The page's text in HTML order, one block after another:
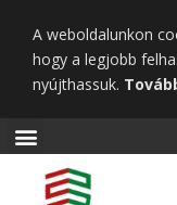
tartalomra
A weboldalunkon
hogy a legjobb
nyújthassuk.